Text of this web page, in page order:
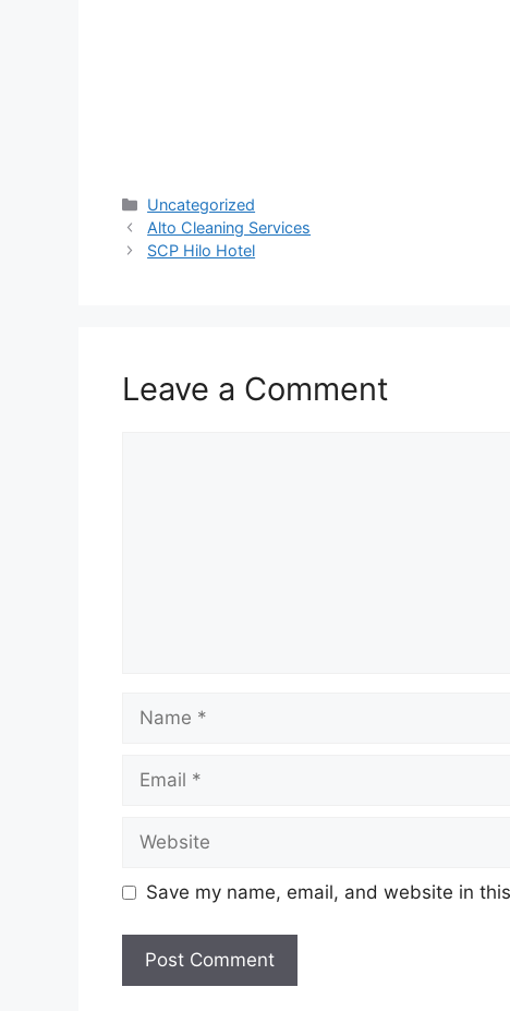
Categories
Uncategorized
Alto Cleaning Services
SCP Hilo Hotel
Leave a Comment
Name
Email
Website
Save my name, email, and website in